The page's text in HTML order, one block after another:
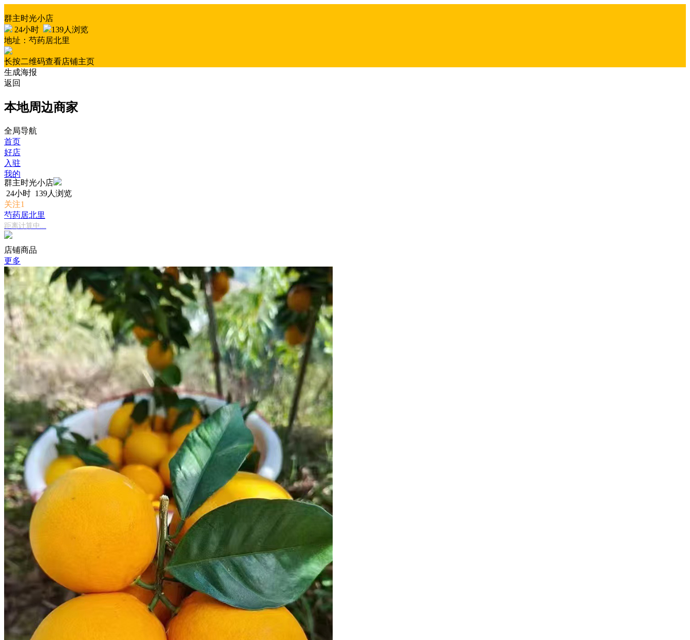
群主时光小店
24小时
139人浏览
地址：芍药居北里
长按二维码查看店铺主页
生成海报
返回
本地周边商家
全局导航
首页
好店
入驻
我的
群主时光小店
24小时 139人浏览
关注1
芍药居北里
距离计算中...
店铺商品
更多